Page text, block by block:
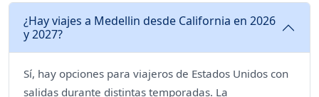
¿Hay viajes a Medellin desde California en 2026
y 2027?
Sí, hay opciones para viajeros de Estados Unidos con
salidas durante distintas temporadas. La